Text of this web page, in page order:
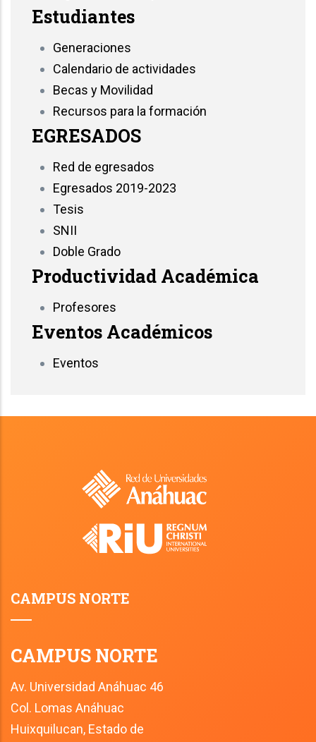
Estudiantes
Generaciones
Calendario de actividades
Becas y Movilidad
Recursos para la formación
EGRESADOS
Red de egresados
Egresados 2019-2023
Tesis
SNII
Doble Grado
Productividad Académica
Profesores
Eventos Académicos
Eventos
CAMPUS NORTE
CAMPUS NORTE
Av. Universidad Anáhuac 46
Col. Lomas Anáhuac
Huixquilucan, Estado de